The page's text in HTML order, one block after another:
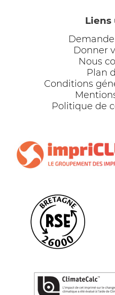
Liens
Donner
Nous
Plan
Conditions
Politique de